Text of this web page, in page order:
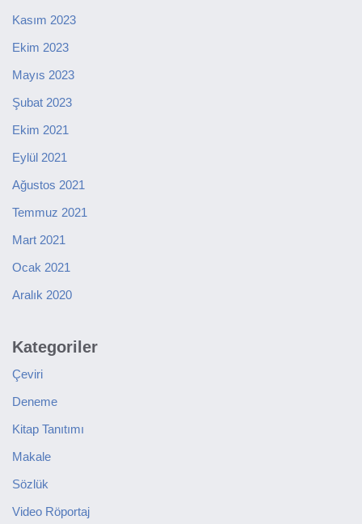
Kasım 2023
Ekim 2023
Mayıs 2023
Şubat 2023
Ekim 2021
Eylül 2021
Ağustos 2021
Temmuz 2021
Mart 2021
Ocak 2021
Aralık 2020
Kategoriler
Çeviri
Deneme
Kitap Tanıtımı
Makale
Sözlük
Video Röportaj